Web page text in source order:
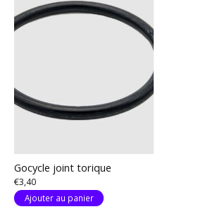
Gocycle joint torique
€3,40
Ajouter au panier